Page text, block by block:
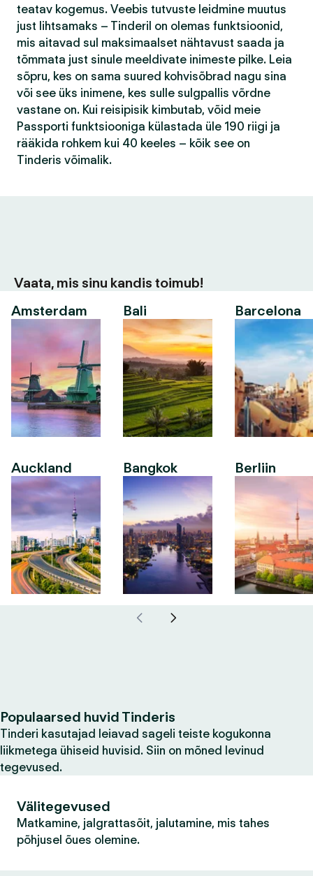
teatav kogemus. Veebis tutvuste leidmine muutus
just lihtsamaks – Tinderil on olemas funktsioonid,
mis aitavad sul maksimaalset nähtavust saada ja
tõmmata just sinule meeldivate inimeste pilke. Leia
sõpru, kes on sama suured kohvisõbrad nagu sina
või see üks inimene, kes sulle sulgpallis võrdne
vastane on. Kui reisipisik kimbutab, võid meie
Passporti funktsiooniga külastada üle 190 riigi ja
rääkida rohkem kui 40 keeles – kõik see on
Tinderis võimalik.
Vaata, mis sinu kandis toimub!
Amsterdam
Auckland
Bali
Bangkok
Barcelona
Berliin
Populaarsed huvid Tinderis
Tinderi kasutajad leiavad sageli teiste kogukonna
liikmetega ühiseid huvisid. Siin on mõned levinud
tegevused.
Välitegevused
Matkamine, jalgrattasõit, jalutamine, mis tahes
põhjusel õues olemine.